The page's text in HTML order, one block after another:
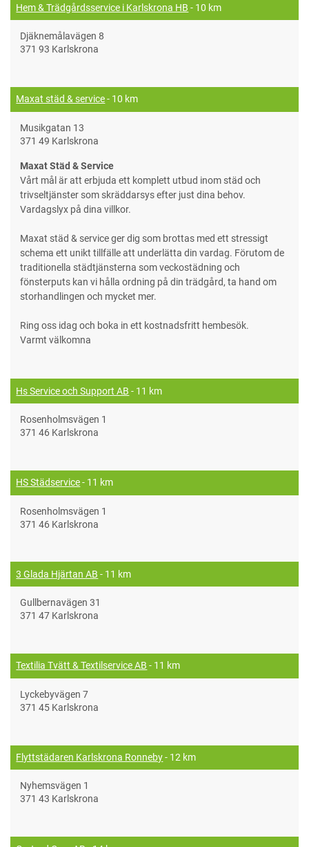
Hem & Trädgårdsservice i Karlskrona HB - 10 km
Djäknemålavägen 8
371 93 Karlskrona
Maxat städ & service- 10 km
Musikgatan 13
371 49 Karlskrona
Maxat Städ & Service
Vårt mål är att erbjuda ett komplett utbud inom städ och
trivseltjänster som skräddarsys efter just dina behov.
Vardagslyx på dina villkor.
Maxat städ & service ger dig som brottas med ett stressigt
schema ett unikt tillfälle att underlätta din vardag. Förutom de
traditionella städtjänsterna som veckostädning och
fönsterputs kan vi hålla ordning på din trädgård, ta hand om
storhandlingen och mycket mer.
Ring oss idag och boka in ett kostnadsfritt hembesök.
Varmt välkomna
Hs Service och Support AB - 11 km
Rosenholmsvägen 1
371 46 Karlskrona
HS Städservice- 11 km
Rosenholmsvägen 1
371 46 Karlskrona
3 Glada Hjärtan AB - 11 km
Gullbernavägen 31
371 47 Karlskrona
Textilia Tvätt & Textilservice AB - 11 km
Lyckebyvägen 7
371 45 Karlskrona
Flyttstädaren Karlskrona Ronneby- 12 km
Nyhemsvägen 1
371 43 Karlskrona